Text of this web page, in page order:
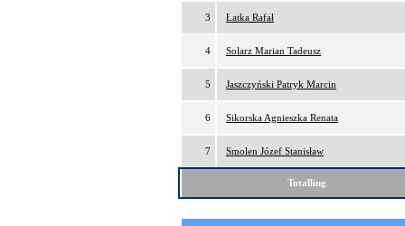
3 Łatka Rafał
4 Solarz Marian Tadeusz
5 Jaszczyński Patryk Marcin
6 Sikorska Agnieszka Renata
7 Smolen Józef Stanisław
Totalling